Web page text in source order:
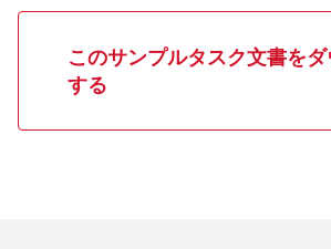
このサンプルタスク文書を
する